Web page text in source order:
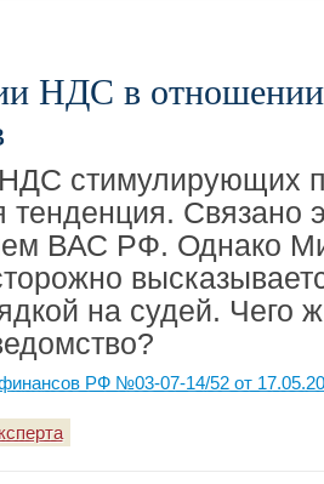
НДС в
стимулирующих
тенденция. Связано
ВАС РФ. Однако
на судей. Чего
РФ №03-07-14/52 от